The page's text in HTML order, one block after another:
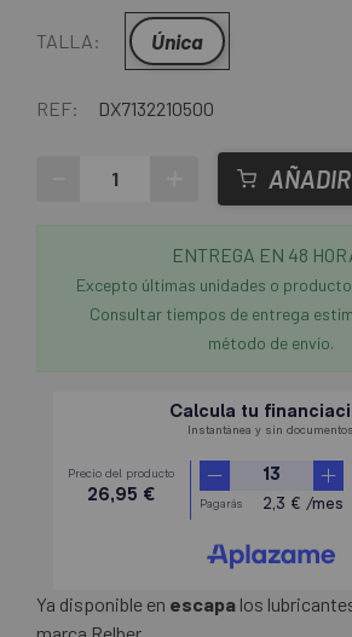
TALLA: Única
REF: DX7132210500
ENTREGA EN 48
Excepto últimas unidades o
Consultar tiempos de entrega
método de envío.
Ya disponible en escapa los